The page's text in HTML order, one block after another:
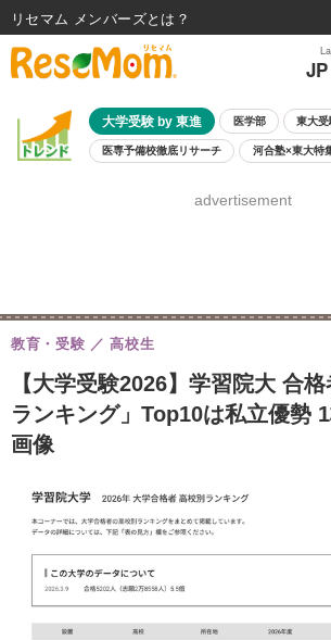
JP
大学受験 by 東進 医学部 東大受
医専予備校徹底リサーチ 河合塾×東大特
8月開催学校説明会・相談会
advertisement
【大学受験2026】学習院大 合
ランキング」Top10は私立優勢
画像
教育・受験 高校生
リセマム メンバーズ